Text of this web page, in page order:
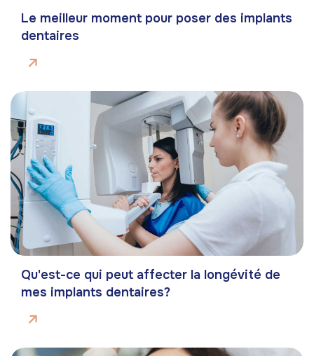
Le meilleur moment pour poser des implants
dentaires
Qu'est-ce qui peut affecter la longévité de
mes implants dentaires?